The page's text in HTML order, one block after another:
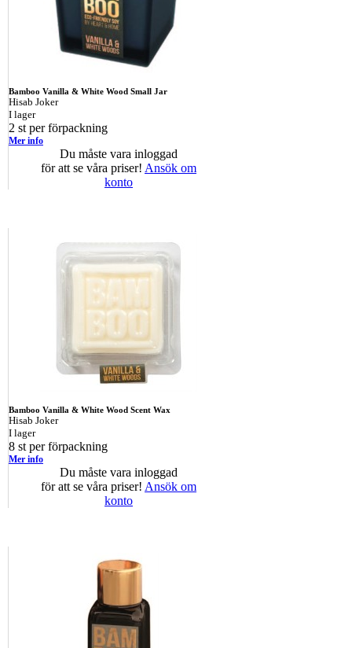
Bamboo Vanilla & White Wood Small Jar
Hisab Joker
I lager
2 st per förpackning
Mer info
Du måste vara inloggad
för att se våra priser! Ansök om
konto
Bamboo Vanilla & White Wood Scent Wax
Hisab Joker
I lager
8 st per förpackning
Mer info
Du måste vara inloggad
för att se våra priser! Ansök om
konto